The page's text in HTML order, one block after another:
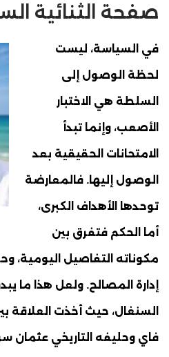
صفحة الثنائية
في السياسة، ليست
لحظة الوصول إلى
السلطة هي الاختبار
الأصعب، وإنما تبدأ
الامتحانات الحقيقية بعد
الوصول إليها. فالمعارضة
توحدها الأهداف الكبرى،
أما الحكم فتفرق بين
مكوناته التفاصيل اليومية،
إدارة المصالح. ولعل هذا ما
السنغال، حيث أخذت العلاقة
فاي وحليفه التاريخي عثمان